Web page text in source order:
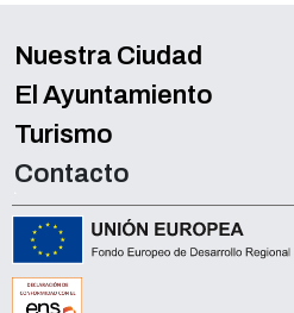
Nuestra Ciudad
El Ayuntamiento
Turismo
Contacto